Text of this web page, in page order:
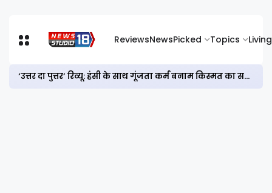
ReviewsNewsPicked Topics Living
‘उत्तर दा पुत्तर’ रिव्यू: हंसी के साथ गूंजता कर्म बनाम किस्मत का सवाल